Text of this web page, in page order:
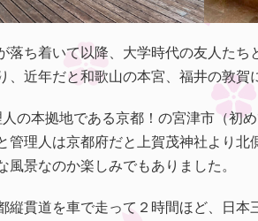
落ち着いて以降、大学時代の友人た
、近年だと和歌山の本宮、福井の敦賀
の本拠地である京都！の宮津市（初
管理人は京都府だと上賀茂神社より
風景なのか楽しみでもありました。
縦貫道を車で走って２時間ほど、日本